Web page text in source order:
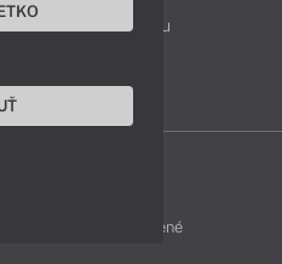
Reklamácia tovaru
Všetky práva vyhradené